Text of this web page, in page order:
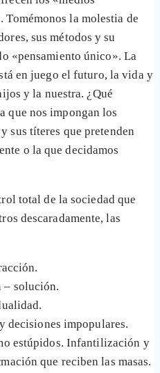
Tomémonos la molestia de
sus métodos y su
«pensamiento único». La
en juego el futuro, la vida y
y la nuestra. ¿Qué
que nos impongan los
sus títeres que pretenden
o la que decidamos
total de la sociedad que
descaradamente, las
– solución.
decisiones impopulares.
estúpidos. Infantilización y
que reciben las masas.